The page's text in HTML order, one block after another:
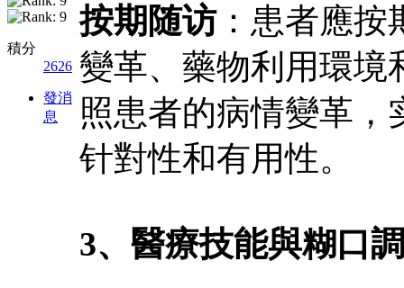
積分
2626
發消
息
按期随访：患者應按
變革、藥物利用環境
照患者的病情變革，
针對性和有用性。
3、醫療技能與糊口